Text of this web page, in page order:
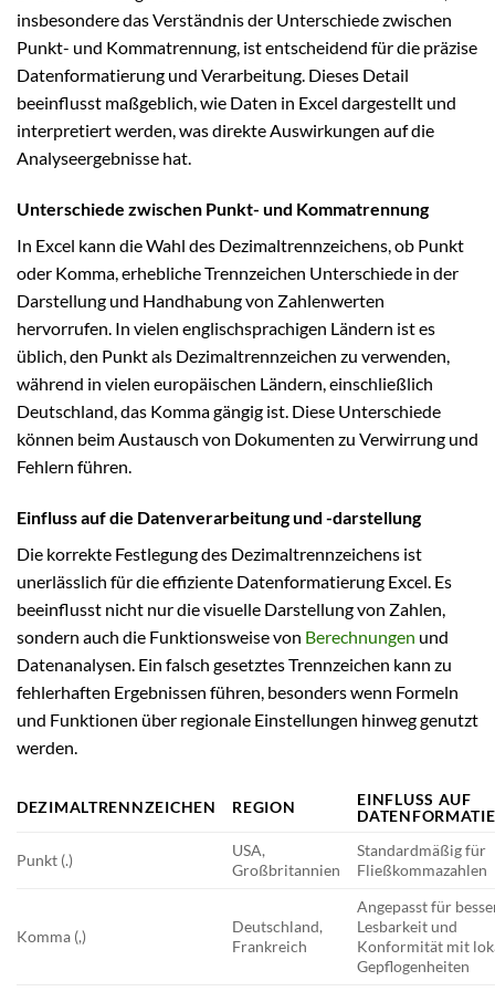
insbesondere das Verständnis der Unterschiede zwischen
Punkt- und Kommatrennung, ist entscheidend für die präzise
Datenformatierung und Verarbeitung. Dieses Detail
beeinflusst maßgeblich, wie Daten in Excel dargestellt und
interpretiert werden, was direkte Auswirkungen auf die
Analyseergebnisse hat.
Unterschiede zwischen Punkt- und Kommatrennung
In Excel kann die Wahl des Dezimaltrennzeichens, ob Punkt
oder Komma, erhebliche Trennzeichen Unterschiede in der
Darstellung und Handhabung von Zahlenwerten
hervorrufen. In vielen englischsprachigen Ländern ist es
üblich, den Punkt als Dezimaltrennzeichen zu verwenden,
während in vielen europäischen Ländern, einschließlich
Deutschland, das Komma gängig ist. Diese Unterschiede
können beim Austausch von Dokumenten zu Verwirrung und
Fehlern führen.
Einfluss auf die Datenverarbeitung und -darstellung
Die korrekte Festlegung des Dezimaltrennzeichens ist
unerlässlich für die effiziente Datenformatierung Excel. Es
beeinflusst nicht nur die visuelle Darstellung von Zahlen,
sondern auch die Funktionsweise von Berechnungen und
Datenanalysen. Ein falsch gesetztes Trennzeichen kann zu
fehlerhaften Ergebnissen führen, besonders wenn Formeln
und Funktionen über regionale Einstellungen hinweg genutzt
werden.
DEZIMALTRENNZEICHEN REGION
EINFLUSS AUF
Punkt (.)
USA,
Großbritannien
Standardmäßig für
Fließkommazahlen
Komma (,)
Deutschland,
Frankreich
Angepasst für
Lesbarkeit und
Konformität mit
Gepflogenheiten